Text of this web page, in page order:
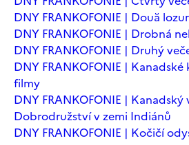
DNY FRANKOFONIE | Două
DNY FRANKOFONIE | Drobná
DNY FRANKOFONIE | Druhý
DNY FRANKOFONIE |
filmy
DNY FRANKOFONIE | Kanadský
Dobrodružství v zemi Indiánů
DNY FRANKOFONIE | Kočičí